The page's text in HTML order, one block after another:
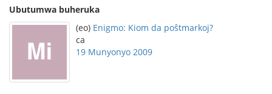
Ubutumwa buheruka
(eo) Enigmo: Kiom da poŝtmarkoj?
ca
19 Munyonyo 2009